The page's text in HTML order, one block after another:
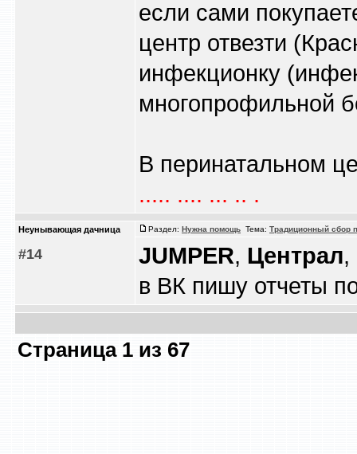
если сами
центр отвезти
инфекционку
многопрофильной
В перинатальном
..... .... ... .. .
Heyнывaющая дaчницa
#14
Раздел: Нужна помощь Тема: Традиционный сбор
JUMPER, Централ,
в ВК пишу отчеты
Страница 1 из 67